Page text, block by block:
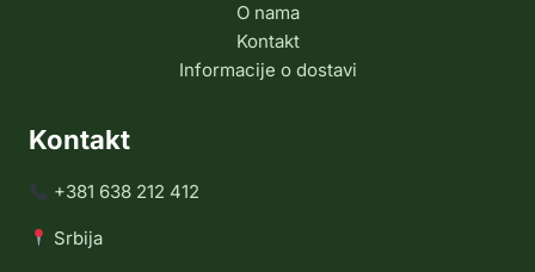
O nama
Kontakt
Informacije o dostavi
Kontakt
+381 638 212 412
Srbija